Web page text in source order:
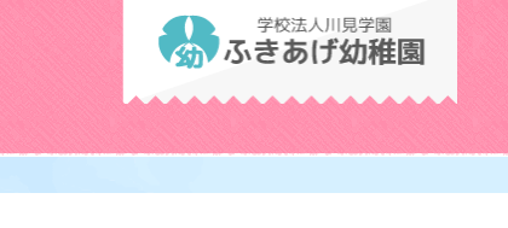
学